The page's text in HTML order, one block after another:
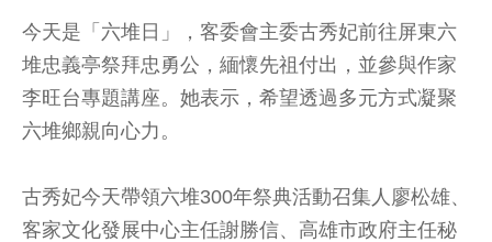
今天是「六堆日」，客委會主委古秀妃前往屏東六
堆忠義亭祭拜忠勇公，緬懷先祖付出，並參與作家
李旺台專題講座。她表示，希望透過多元方式凝聚
六堆鄉親向心力。
古秀妃今天帶領六堆300年祭典活動召集人廖松雄、
客家文化發展中心主任謝勝信、高雄市政府主任秘